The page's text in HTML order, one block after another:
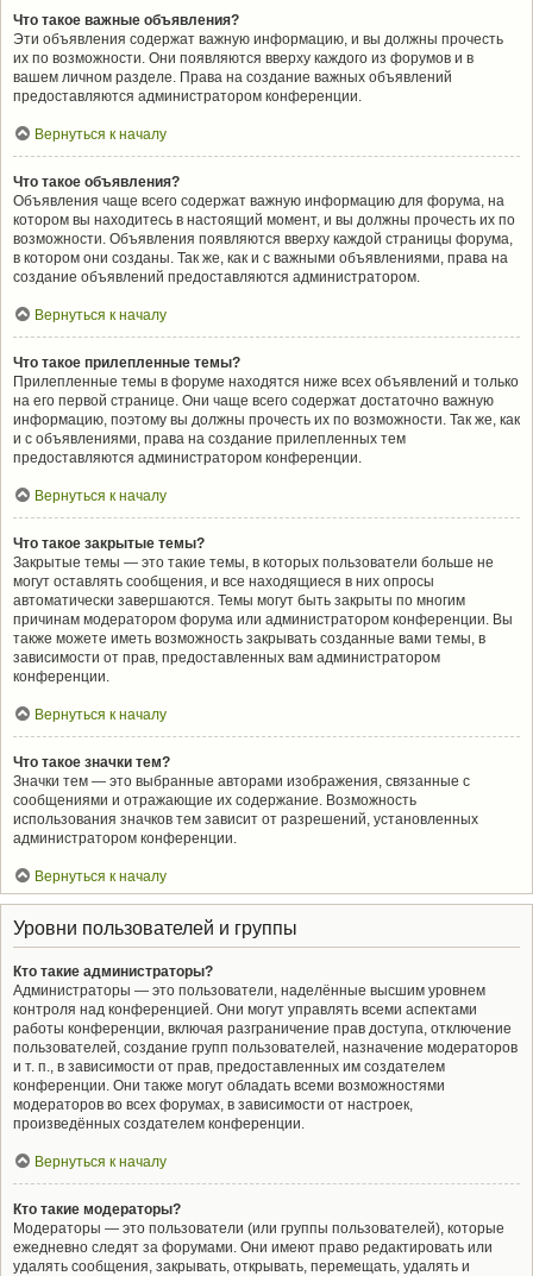
Что такое важные объявления?
Эти объявления содержат важную информацию, и вы должны прочесть
их по возможности. Они появляются вверху каждого из форумов и в
вашем личном разделе. Права на создание важных объявлений
предоставляются администратором конференции.
Вернуться к началу
Что такое объявления?
Объявления чаще всего содержат важную информацию для форума, на
котором вы находитесь в настоящий момент, и вы должны прочесть их по
возможности. Объявления появляются вверху каждой страницы форума,
в котором они созданы. Так же, как и с важными объявлениями, права на
создание объявлений предоставляются администратором.
Вернуться к началу
Что такое прилепленные темы?
Прилепленные темы в форуме находятся ниже всех объявлений и только
на его первой странице. Они чаще всего содержат достаточно важную
информацию, поэтому вы должны прочесть их по возможности. Так же, как
и с объявлениями, права на создание прилепленных тем
предоставляются администратором конференции.
Вернуться к началу
Что такое закрытые темы?
Закрытые темы — это такие темы, в которых пользователи больше не
могут оставлять сообщения, и все находящиеся в них опросы
автоматически завершаются. Темы могут быть закрыты по многим
причинам модератором форума или администратором конференции. Вы
также можете иметь возможность закрывать созданные вами темы, в
зависимости от прав, предоставленных вам администратором
конференции.
Вернуться к началу
Что такое значки тем?
Значки тем — это выбранные авторами изображения, связанные с
сообщениями и отражающие их содержание. Возможность
использования значков тем зависит от разрешений, установленных
администратором конференции.
Вернуться к началу
Уровни пользователей и группы
Кто такие администраторы?
Администраторы — это пользователи, наделённые высшим уровнем
контроля над конференцией. Они могут управлять всеми аспектами
работы конференции, включая разграничение прав доступа, отключение
пользователей, создание групп пользователей, назначение модераторов
и т. п., в зависимости от прав, предоставленных им создателем
конференции. Они также могут обладать всеми возможностями
модераторов во всех форумах, в зависимости от настроек,
произведённых создателем конференции.
Вернуться к началу
Кто такие модераторы?
Модераторы — это пользователи (или группы пользователей), которые
ежедневно следят за форумами. Они имеют право редактировать или
удалять сообщения, закрывать, открывать, перемещать, удалять и